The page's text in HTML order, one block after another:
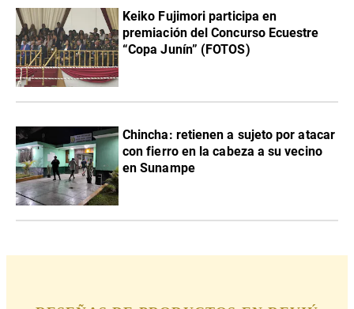
Keiko Fujimori participa en
premiación del Concurso Ecuestre
“Copa Junín” (FOTOS)
Chincha: retienen a sujeto por atacar
con fierro en la cabeza a su vecino
en Sunampe